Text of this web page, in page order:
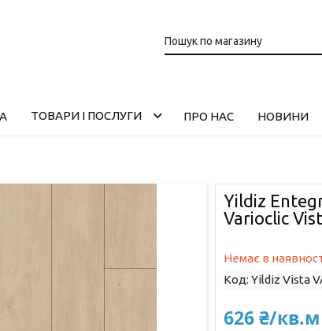
ТОВАРИ І ПОСЛУГИ ПРО НАС НОВИНИ
Yildiz
Varioclic
Немає в
Код: Yildiz Vista
626 ₴/кв.м